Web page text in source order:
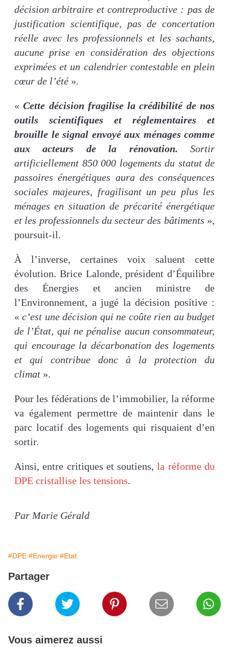
décision arbitraire et contreproductive : pas de
justification scientifique, pas de concertation
réelle avec les professionnels et les sachants,
aucune prise en considération des objections
exprimées et un calendrier contestable en plein
cœur de l’été ».
«Cette décision fragilise la crédibilité de nos
outils scientifiques et réglementaires et
brouille le signal envoyé aux ménages comme
aux acteurs de la rénovation. Sortir
artificiellement 850 000 logements du statut de
passoires énergétiques aura des conséquences
sociales majeures, fragilisant un peu plus les
ménages en situation de précarité énergétique
et les professionnels du secteur des bâtiments »,
poursuit-il.
À l’inverse, certaines voix saluent cette
évolution. Brice Lalonde, président d’Équilibre
des Énergies et ancien ministre de
l’Environnement, a jugé la décision positive :
«c’est une décision qui ne coûte rien au budget
de l’État, qui ne pénalise aucun consommateur,
qui encourage la décarbonation des logements
et qui contribue donc à la protection du
climat ».
Pour les fédérations de l’immobilier, la réforme
va également permettre de maintenir dans le
parc locatif des logements qui risquaient d’en
sortir.
Ainsi, entre critiques et soutiens,la réforme du
DPE cristallise les tensions.
Par Marie Gérald
#DPE #Energie #Etat
Partager
Vous aimerez aussi